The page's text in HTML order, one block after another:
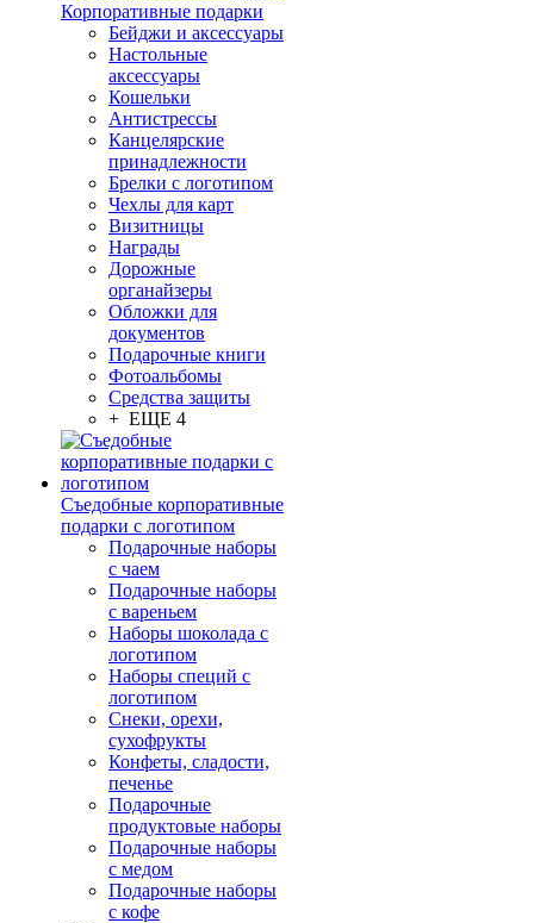
Корпоративные подарки
Бейджи и аксессуары
Настольные
аксессуары
Кошельки
Антистрессы
Канцелярские
принадлежности
Брелки с логотипом
Чехлы для карт
Визитницы
Награды
Дорожные
органайзеры
Обложки для
документов
Подарочные книги
Фотоальбомы
Средства защиты
+ ЕЩЕ 4
Съедобные корпоративные
подарки с логотипом
Подарочные наборы
с чаем
Подарочные наборы
с вареньем
Наборы шоколада с
логотипом
Наборы специй с
логотипом
Снеки, орехи,
сухофрукты
Конфеты, сладости,
печенье
Подарочные
продуктовые наборы
Подарочные наборы
с медом
Подарочные наборы
с кофе